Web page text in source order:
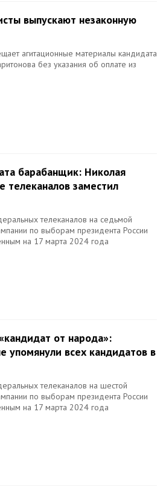
выпускают незаконную
агитационные материалы кандидата
без указания об оплате из
барабанщик: Николая
телеканалов заместил
телеканалов на седьмой
по выборам президента России
на 17 марта 2024 года
от народа»:
упомянули всех кандидатов в
телеканалов на шестой
по выборам президента России
на 17 марта 2024 года